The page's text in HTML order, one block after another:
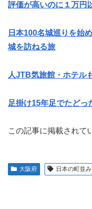
評価が高いのに１万円
日本100名城巡りを始
城を訪ねる旅
人JTB気旅館・ホテル
足掛け15年足でたどっ
この記事に掲載されて
大阪府 日本の町並み